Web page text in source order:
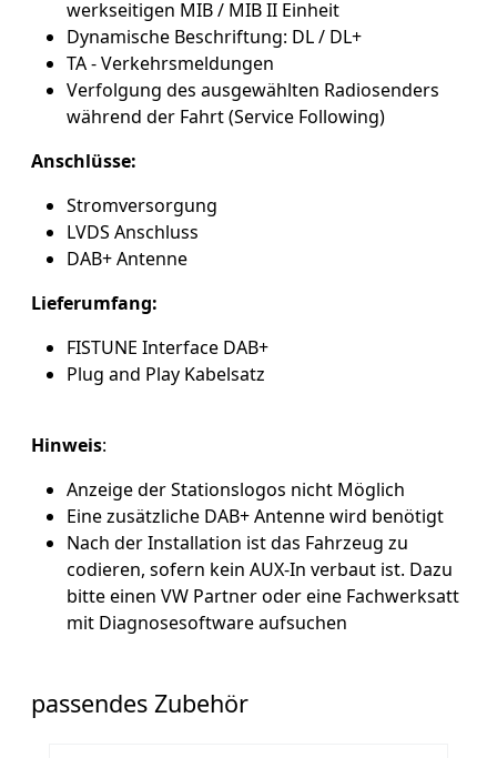
werkseitigen MIB / MIB II Einheit
Dynamische Beschriftung: DL / DL+
TA - Verkehrsmeldungen
Verfolgung des ausgewählten Radiosenders
während der Fahrt (Service Following)
Anschlüsse:
Stromversorgung
LVDS Anschluss
DAB+ Antenne
Lieferumfang:
FISTUNE Interface DAB+
Plug and Play Kabelsatz
Hinweis:
Anzeige der Stationslogos nicht Möglich
Eine zusätzliche DAB+ Antenne wird benötigt
Nach der Installation ist das Fahrzeug zu
codieren, sofern kein AUX-In verbaut ist. Dazu
bitte einen VW Partner oder eine Fachwerksatt
mit Diagnosesoftware aufsuchen
passendes Zubehör